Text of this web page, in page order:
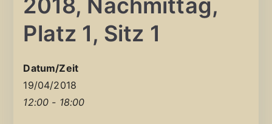
Platz 1, Sitz 1
Datum/Zeit
19/04/2018
12:00 - 18:00